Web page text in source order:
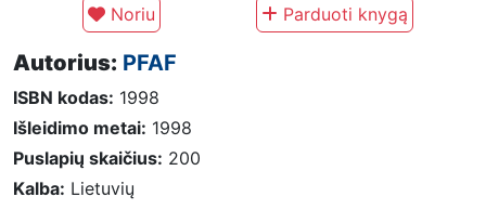
Noriu Parduoti knygą
Autorius: PFAF
ISBN kodas: 1998
Išleidimo metai: 1998
Puslapių skaičius: 200
Kalba: Lietuvių